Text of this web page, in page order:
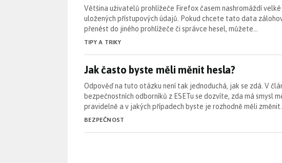
Většina uživatelů prohlížeče Firefox časem nashromáždí
uložených přístupových údajů. Pokud chcete tato data
přenést do jiného prohlížeče či správce hesel, můžete…
TIPY A TRIKY
Jak často byste měli měnit hesla?
Jak často byste měli měnit hesla?
Odpověď na tuto otázku není tak jednoduchá, jak se zdá. V
bezpečnostních odborníků z ESETu se dozvíte, zda má smysl
pravidelně a v jakých případech byste je rozhodně měli změnit…
BEZPEČNOST